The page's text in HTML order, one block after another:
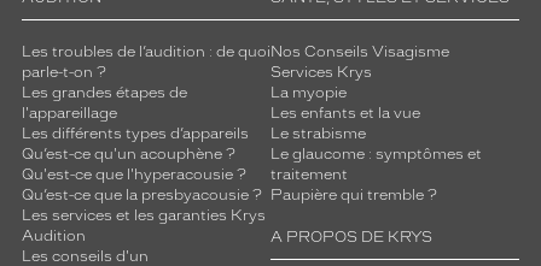
Les troubles de l’audition : de quoi
parle-t-on ?
Les grandes étapes de
l'appareillage
Les différents types d’appareils
Qu’est-ce qu'un acouphène ?
Qu'est-ce que l'hyperacousie ?
Qu’est-ce que la presbyacousie ?
Les services et les garanties Krys
Audition
Les conseils d'un
Nos Conseils Visagisme
Services Krys
La myopie
Les enfants et la vue
Le strabisme
Le glaucome : symptômes et
traitement
Paupière qui tremble ?
A PROPOS DE KRYS